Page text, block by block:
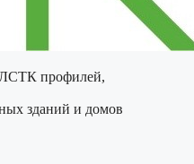
ЛСТК профилей,
зданий и домов